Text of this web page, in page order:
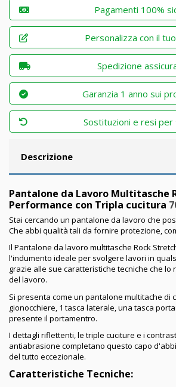
Pagamenti 100%
Personalizza con il
Spedizione
Garanzia 1 anno sui
Sostituzioni e resi per
Descrizione
Pantalone da Lavoro Multitasche
Performance con Tripla cucitura
Stai cercando un pantalone da lavoro che
Che abbi qualità tali da fornire protezione,
Il Pantalone da lavoro multitasche Rock
l'indumento ideale per svolgere lavori in
grazie alle sue caratteristiche tecniche che lo
del lavoro.
Si presenta come un pantalone multitache di
gionocchiere, 1 tasca laterale, una tasca
presente il portamentro.
I dettagli riflettenti, le triple cuciture e i
antiabrasione completano questo capo
del tutto eccezionale.
Caratteristiche Tecniche: